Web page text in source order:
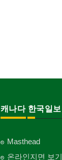
캐나다 한국일보
Masthead
온라인지면 보기